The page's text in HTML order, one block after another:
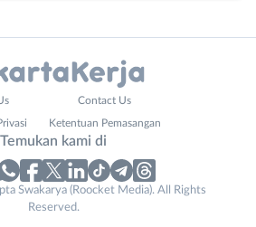
Contact Us
Ketentuan Pemasangan
Temukan kami di
Swakarya (Roocket Media). All Rights
Reserved.